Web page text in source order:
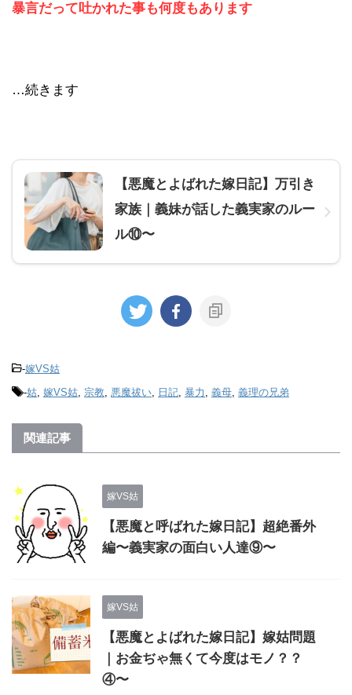
暴言だって吐かれた事も何度もあります
…続きます
【悪魔とよばれた嫁日記】万引き
家族｜義妹が話した義実家のルー
ル⑩〜
-嫁VS姑
-姑, 嫁VS姑, 宗教, 悪魔祓い, 日記, 暴力 , 義母, 義理の兄弟
関連記事
嫁VS姑
【悪魔と呼ばれた嫁日記】超絶番外
編〜義実家の面白い人達⑨〜
嫁VS姑
【悪魔とよばれた嫁日記】嫁姑問題
｜お金ぢゃ無くて今度はモノ？？
④〜